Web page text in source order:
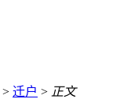
> 迁户 > 正文